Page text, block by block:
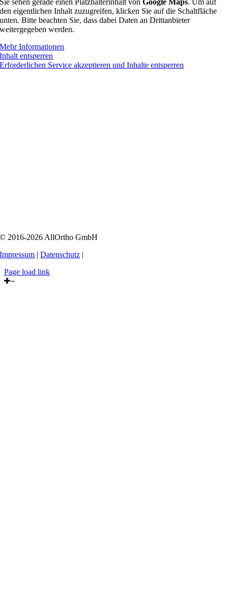
Sie sehen gerade einen Platzhalterinhalt vonGoogle Maps. Um auf
den eigentlichen Inhalt zuzugreifen, klicken Sie auf die Schaltfläche
unten. Bitte beachten Sie, dass dabei Daten an Drittanbieter
weitergegeben werden.
Mehr Informationen
Inhalt entsperren
Erforderlichen Service akzeptieren und Inhalte entsperren
© 2016-2026 AllOrtho GmbH
Impressum |Datenschutz |
Page load link